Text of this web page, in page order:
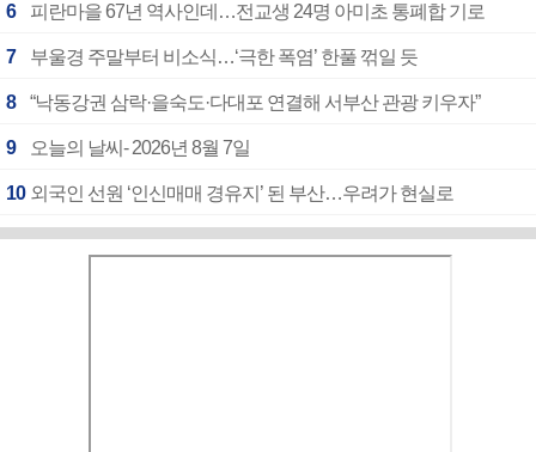
6 피란마을 67년 역사인데…전교생 24명 아미초 통폐합 기로
7 부울경 주말부터 비소식…‘극한 폭염’ 한풀 꺾일 듯
8 “낙동강권 삼락·을숙도·다대포 연결해 서부산 관광 키우자”
9 오늘의 날씨- 2026년 8월 7일
10 외국인 선원 ‘인신매매 경유지’ 된 부산…우려가 현실로